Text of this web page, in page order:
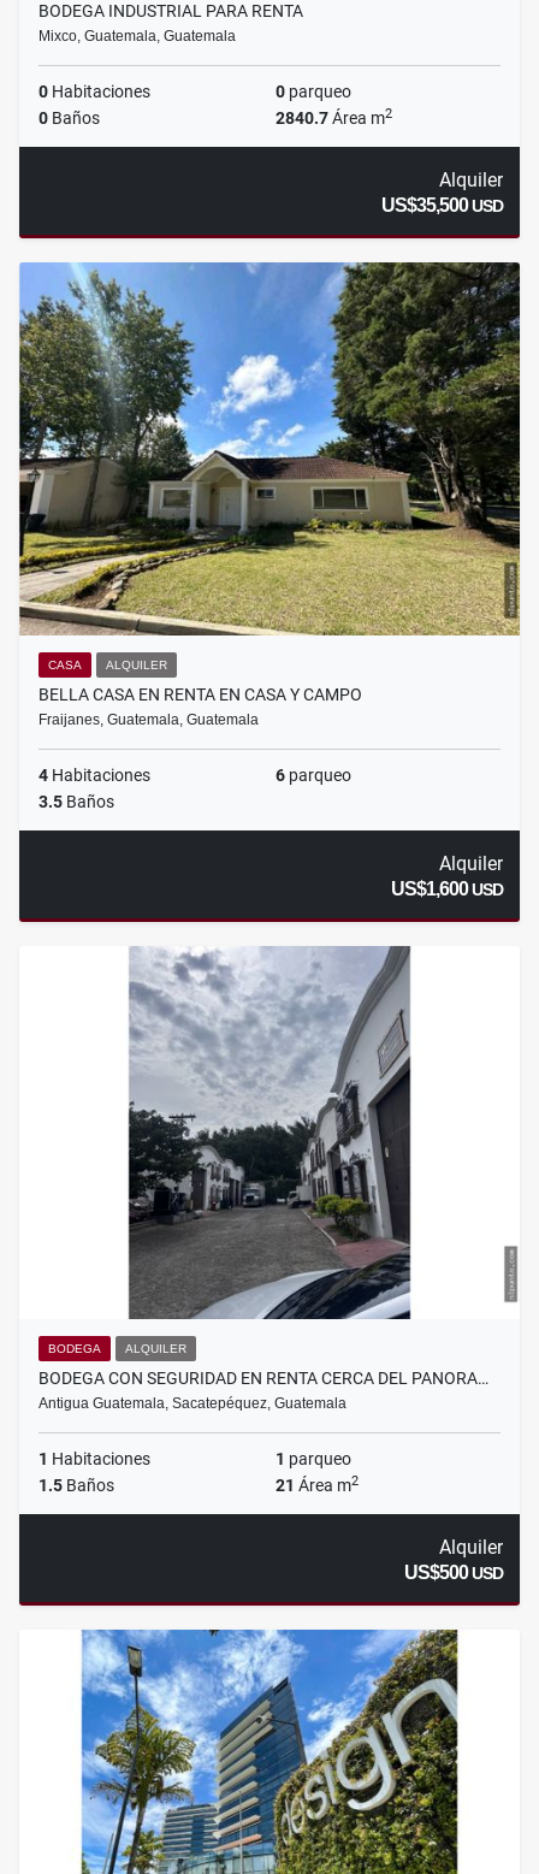
BODEGA INDUSTRIAL PARA RENTA
Mixco, Guatemala, Guatemala
0 Habitaciones 0 parqueo
0 Baños 2840.7Área m2
Alquiler
US$35,500USD
CASA ALQUILER
BELLA CASA EN RENTA EN CASA Y CAMPO
Fraijanes, Guatemala, Guatemala
4 Habitaciones 6 parqueo
3.5 Baños
Alquiler
US$1,600USD
BODEGA ALQUILER
BODEGA CON SEGURIDAD EN RENTA CERCA DEL PANORA…
Antigua Guatemala, Sacatepéquez, Guatemala
1 Habitaciones 1 parqueo
1.5 Baños 21 Área m2
Alquiler
US$500USD